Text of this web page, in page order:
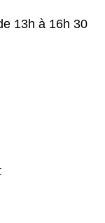
13h à 16h 30